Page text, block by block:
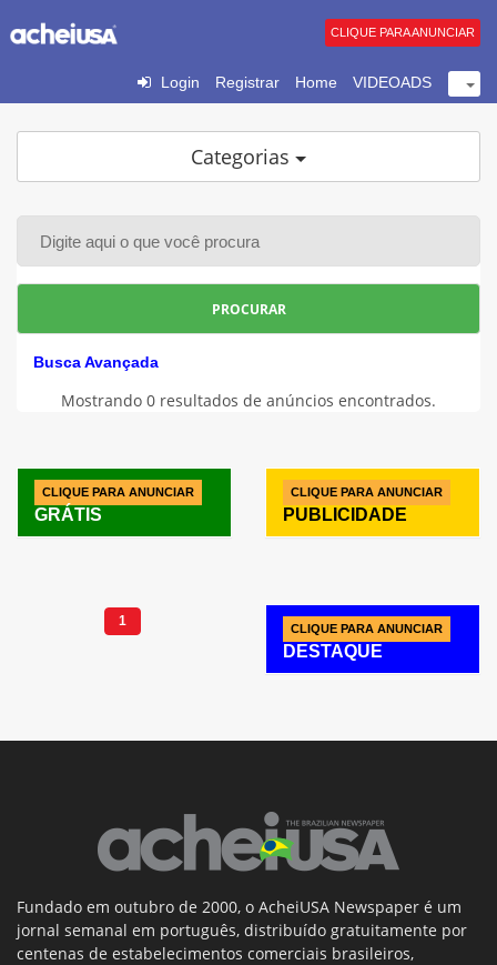
Login Registrar Home VIDEOADS
CLIQUE PARA ANUNCIAR
Categorias
PROCURAR
Busca Avançada
Mostrando 0 resultados de anúncios encontrados.
CLIQUE PARA ANUNCIAR
GRÁTIS
1
CLIQUE PARA ANUNCIAR
PUBLICIDADE
CLIQUE PARA ANUNCIAR
DESTAQUE
Fundado em outubro de 2000, o AcheiUSA Newspaper é um
jornal semanal em português, distribuído gratuitamente por
centenas de estabelecimentos comerciais brasileiros,